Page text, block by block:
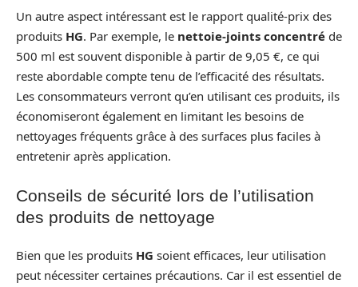
Un autre aspect intéressant est le rapport qualité-prix des
produits HG. Par exemple, le nettoie-joints concentré de
500 ml est souvent disponible à partir de 9,05 €, ce qui
reste abordable compte tenu de l’efficacité des résultats.
Les consommateurs verront qu’en utilisant ces produits, ils
économiseront également en limitant les besoins de
nettoyages fréquents grâce à des surfaces plus faciles à
entretenir après application.
Conseils de sécurité lors de l’utilisation
des produits de nettoyage
Bien que les produits HG soient efficaces, leur utilisation
peut nécessiter certaines précautions. Car il est essentiel de